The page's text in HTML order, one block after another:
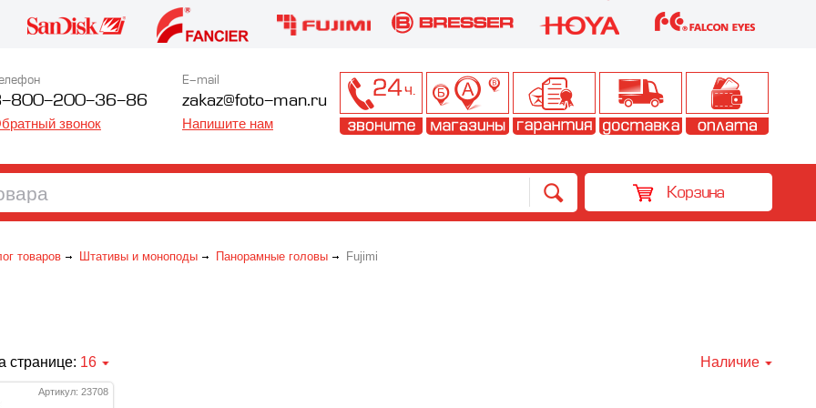
800-200-36-86
звонок
E-mail
zakaz@foto-man.ru
Напишите нам
Корзина
товаров Штативы и моноподы Панорамные головы Fujimi
странице: 16 Наличие
Артикул: 23708